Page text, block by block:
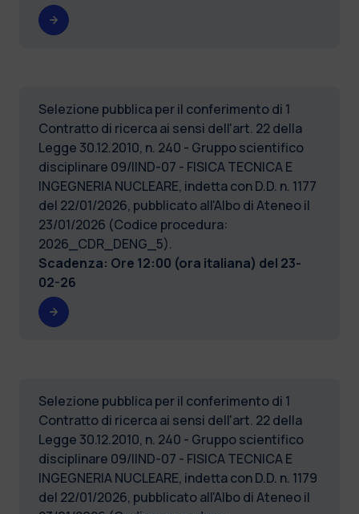
Selezione pubblica per il conferimento di 1
Contratto di ricerca ai sensi dell'art. 22 della
Legge 30.12.2010, n. 240 - Gruppo scientifico
disciplinare 09/IIND-07 - FISICA TECNICA E
INGEGNERIA NUCLEARE, indetta con D.D. n. 1177
del 22/01/2026, pubblicato all'Albo di Ateneo il
23/01/2026 (Codice procedura:
2026_CDR_DENG_5).
Scadenza: Ore 12:00 (ora italiana) del 23-
02-26
Selezione pubblica per il conferimento di 1
Contratto di ricerca ai sensi dell'art. 22 della
Legge 30.12.2010, n. 240 - Gruppo scientifico
disciplinare 09/IIND-07 - FISICA TECNICA E
INGEGNERIA NUCLEARE, indetta con D.D. n. 1179
del 22/01/2026, pubblicato all'Albo di Ateneo il